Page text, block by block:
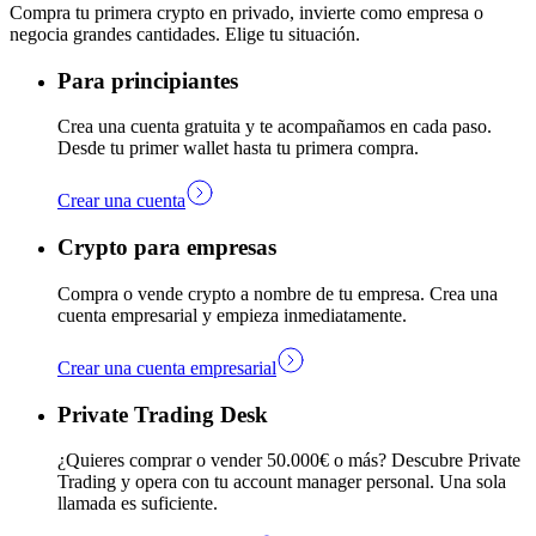
Compra tu primera crypto en privado, invierte como empresa o
negocia grandes cantidades. Elige tu situación.
Para principiantes
Crea una cuenta gratuita y te acompañamos en cada paso.
Desde tu primer wallet hasta tu primera compra.
Crear una cuenta
Crypto para empresas
Compra o vende crypto a nombre de tu empresa. Crea una
cuenta empresarial y empieza inmediatamente.
Crear una cuenta empresarial
Private Trading Desk
¿Quieres comprar o vender 50.000€ o más? Descubre Private
Trading y opera con tu account manager personal. Una sola
llamada es suficiente.